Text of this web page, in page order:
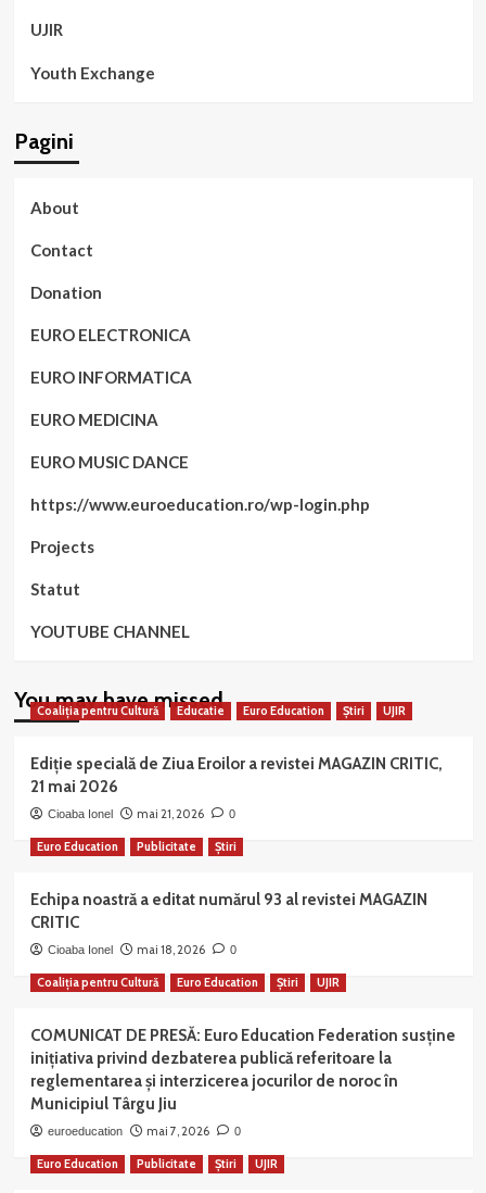
UJIR
Youth Exchange
Pagini
About
Contact
Donation
EURO ELECTRONICA
EURO INFORMATICA
EURO MEDICINA
EURO MUSIC DANCE
https://www.euroeducation.ro/wp-login.php
Projects
Statut
YOUTUBE CHANNEL
You may have missed
Coaliția pentru Cultură Educatie Euro Education Știri UJIR
Ediție specială de Ziua Eroilor a revistei MAGAZIN CRITIC,
21 mai 2026
Cioaba Ionel mai 21, 2026 0
Euro Education Publicitate Știri
Echipa noastră a editat numărul 93 al revistei MAGAZIN
CRITIC
Cioaba Ionel mai 18, 2026 0
Coaliția pentru Cultură Euro Education Știri UJIR
COMUNICAT DE PRESĂ: Euro Education Federation susține
inițiativa privind dezbaterea publică referitoare la
reglementarea și interzicerea jocurilor de noroc în
Municipiul Târgu Jiu
euroeducation mai 7, 2026 0
Euro Education Publicitate Știri UJIR